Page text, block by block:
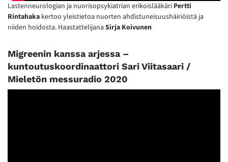
Lastenneurologian ja nuorisopsykiatrian erikoislääkäri Pertti
Rintahaka kertoo yleistietoa nuorten ahdistuneisuushäiriöistä ja
niiden hoidosta. Haastattelijana Sirja Koivunen
Migreenin kanssa arjessa –
kuntoutuskoordinaattori Sari Viitasaari /
Mieletön messuradio 2020